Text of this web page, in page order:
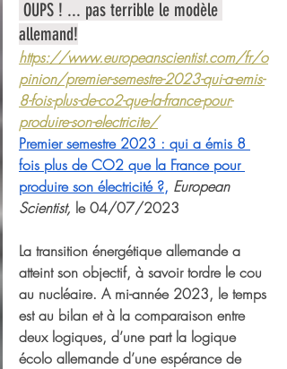
allemand!
https://www.europeanscientist.com/fr/o
pinion/premier-semestre-2023-qui-a-emis-
8-fois-plus-de-co2-que-la-france-pour-
produire-son-electricite/
Premier semestre 2023 : qui a émis 8
fois plus de CO2 que la France pour
produire son électricité ?, European
Scientist, le 04/07/2023
La transition énergétique allemande a
atteint son objectif, à savoir tordre le cou
au nucléaire. A mi-année 2023, le temps
est au bilan et à la comparaison entre
deux logiques, d’une part la logique
écolo allemande d’une espérance de